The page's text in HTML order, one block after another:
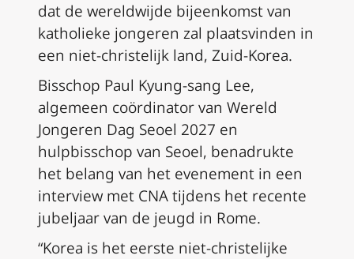
dat de wereldwijde bijeenkomst van
katholieke jongeren zal plaatsvinden in
een niet-christelijk land, Zuid-Korea.
Bisschop Paul Kyung-sang Lee,
algemeen coördinator van Wereld
Jongeren Dag Seoel 2027 en
hulpbisschop van Seoel, benadrukte
het belang van het evenement in een
interview met CNA tijdens het recente
jubeljaar van de jeugd in Rome.
“Korea is het eerste niet-christelijke